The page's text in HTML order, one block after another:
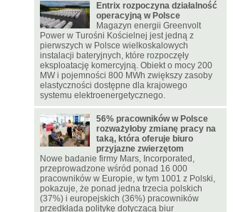
Entrix rozpoczyna działalność
operacyjną w Polsce
Magazyn energii Greenvolt
Power w Turośni Kościelnej jest jedną z
pierwszych w Polsce wielkoskalowych
instalacji bateryjnych, które rozpoczęły
eksploatację komercyjną. Obiekt o mocy 200
MW i pojemności 800 MWh zwiększy zasoby
elastyczności dostępne dla krajowego
systemu elektroenergetycznego.
56% pracowników w Polsce
rozważyłoby zmianę pracy na
taką, która oferuje biuro
przyjazne zwierzętom
Nowe badanie firmy Mars, Incorporated,
przeprowadzone wśród ponad 16 000
pracowników w Europie, w tym 1001 z Polski,
pokazuje, że ponad jedna trzecia polskich
(37%) i europejskich (36%) pracowników
przedkłada politykę dotyczącą biur